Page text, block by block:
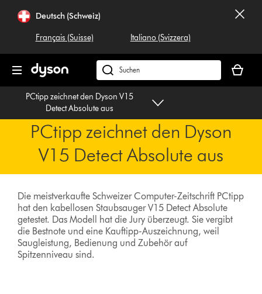
überspringenDeutsch (Schweiz)
Français (Suisse) Italiano (Svizzera)
Dyson.ch
durchsuchen
ist
PCtipp zeichnet den Dyson V15
Detect Absolute aus
PCtipp zeichnet den Dyson
V15 Detect Absolute aus
Die meistverkaufte Schweizer Computer-Zeitschrift PCtipp
hat den kabellosen Staubsauger V15 Detect Absolute
getestet. Das Modell hat die Jury überzeugt. Sie vergibt
die Bestnote und eine Kauftipp-Auszeichnung, weil
Saugleistung, Bedienung und Zubehör auf
Spitzenniveau sind.